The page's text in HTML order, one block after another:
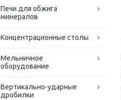
Печи для обжига
минералов
Концентрационные столы
Мельничное
оборудование
Вертикально-ударные
дробилки